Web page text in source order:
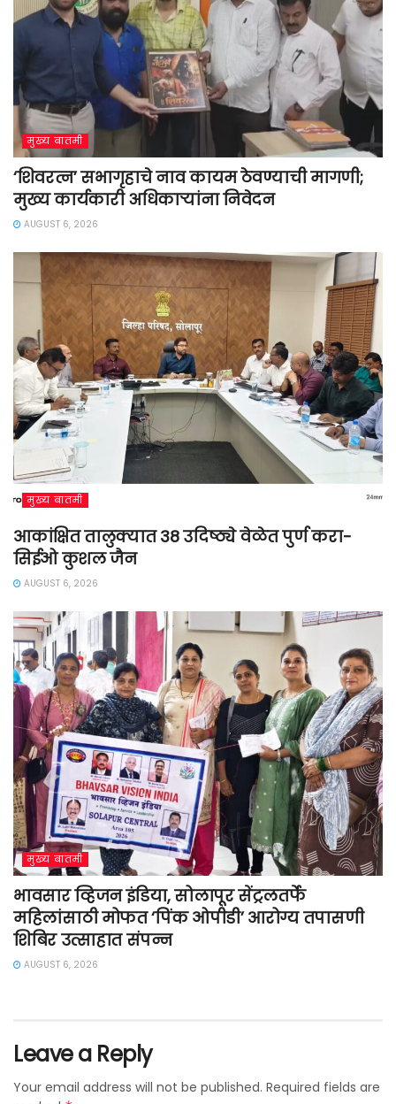
मुख्य बातमी
‘शिवरत्न’ सभागृहाचे नाव कायम ठेवण्याची मागणी;
मुख्य कार्यकारी अधिकाऱ्यांना निवेदन
AUGUST 6, 2026
मुख्य बातमी
आकांक्षित तालुक्यात 38 उदिष्ठ्ये वेळेत पुर्ण करा-
सिईओ कुशल जैन
AUGUST 6, 2026
मुख्य बातमी
भावसार व्हिजन इंडिया, सोलापूर सेंट्रलतर्फे
महिलांसाठी मोफत ‘पिंक ओपीडी’ आरोग्य तपासणी
शिबिर उत्साहात संपन्न
AUGUST 6, 2026
Leave a Reply
Your email address will not be published. Required fields are